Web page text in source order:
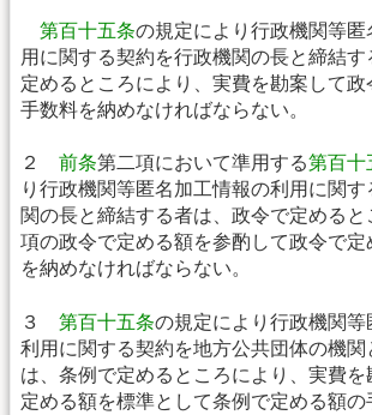
第百十五条の規定により行政機関等匿
用に関する契約を行政機関の長と締結
定めるところにより、実費を勘案して
手数料を納めなければならない。
２ 前条第二項において準用する第百十
り行政機関等匿名加工情報の利用に関
関の長と締結する者は、政令で定める
項の政令で定める額を参酌して政令で
を納めなければならない。
３ 第百十五条の規定により行政機関
利用に関する契約を地方公共団体の機関
は、条例で定めるところにより、実費
定める額を標準として条例で定める額の